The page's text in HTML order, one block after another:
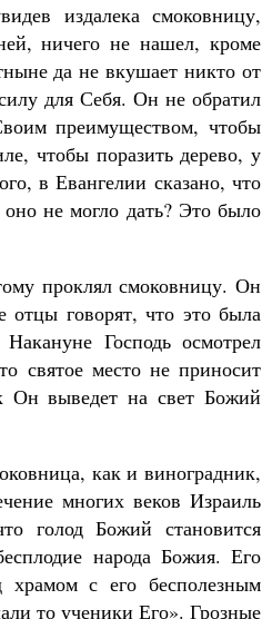
издалека смоковницу,
ничего не нашел, кроме
да не вкушает никто от
для Себя. Он не обратил
преимуществом, чтобы
чтобы поразить дерево, у
в Евангелии сказано, что
не могло дать? Это было
проклял смоковницу. Он
отцы говорят, что это была
Господь осмотрел
святое место не приносит
Он выведет на свет Божий
как и виноградник,
многих веков Израиль
голод Божий становится
народа Божия. Его
храмом с его бесполезным
то ученики Его». Грозные